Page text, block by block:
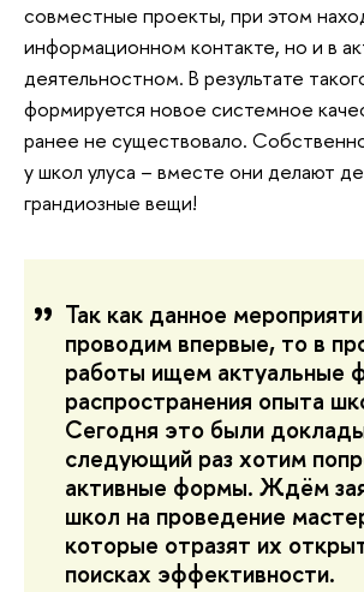
совместные проекты, при этом
информационном контакте, но и в
деятельностном. В результате
формируется новое системное
ранее не существовало.
у школ улуса – вместе они делают
грандиозные вещи!
Так как данное
проводим впервые, то в
работы ищем актуальные
распространения опыта
Сегодня это были
следующий раз хотим
активные формы. Ждём
школ на проведение
которые отразят их
поисках эффективности.